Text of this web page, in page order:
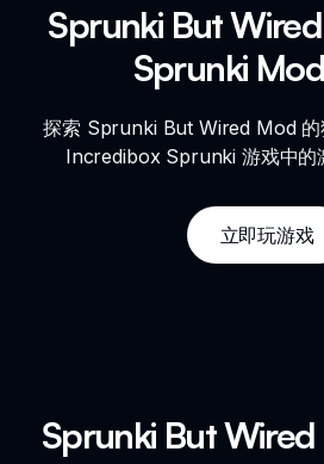
Sprunki But
Sprunki
探索 Sprunki But Wired Mod 的
Incredibox Sprunki 游戏中的
立即玩游戏
Sprunki But